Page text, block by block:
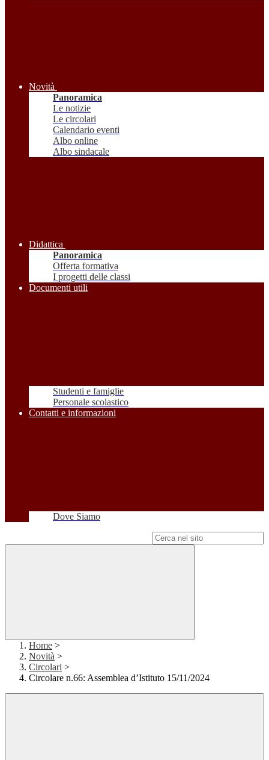
Novità
Panoramica
Le notizie
Le circolari
Calendario eventi
Albo online
Albo sindacale
Didattica
Panoramica
Offerta formativa
I progetti delle classi
Documenti utili
Studenti e famiglie
Personale scolastico
Contatti e informazioni
Dove Siamo
Home >
Novità >
Circolari >
Circolare n.66: Assemblea d’Istituto 15/11/2024